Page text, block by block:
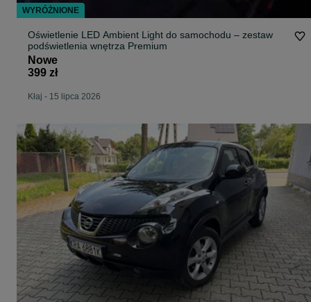
Oświetlenie LED Ambient Light do samochodu – zestaw
podświetlenia wnętrza Premium
Nowe
399 zł
Kłaj - 15 lipca 2026
WYRÓŻNIONE